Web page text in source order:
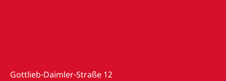
Gottlieb-Daimler-Straße 12